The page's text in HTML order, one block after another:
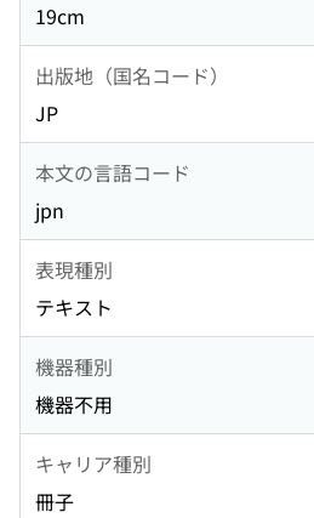
19cm
出版地（国名コード）
JP
本文の言語コード
jpn
表現種別
テキスト
機器種別
機器不用
キャリア種別
冊子